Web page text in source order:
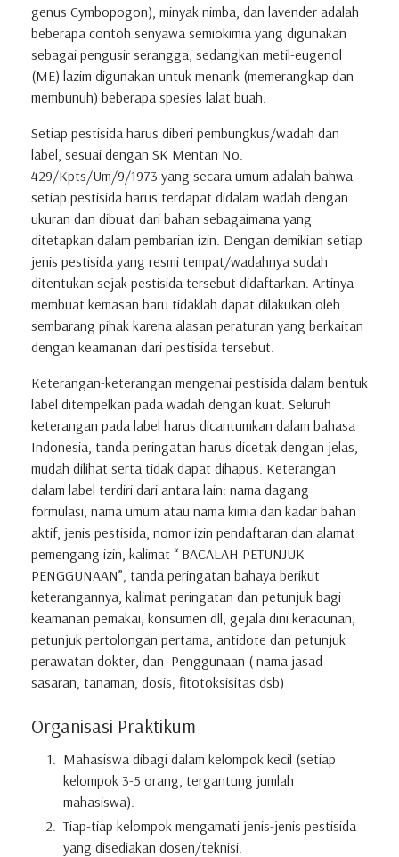
genus Cymbopogon), minyak nimba, dan lavender adalah
beberapa contoh senyawa semiokimia yang digunakan
sebagai pengusir serangga, sedangkan metil-eugenol
(ME) lazim digunakan untuk menarik (memerangkap dan
membunuh) beberapa spesies lalat buah.
Setiap pestisida harus diberi pembungkus/wadah dan
label, sesuai dengan SK Mentan No.
429/Kpts/Um/9/1973 yang secara umum adalah bahwa
setiap pestisida harus terdapat didalam wadah dengan
ukuran dan dibuat dari bahan sebagaimana yang
ditetapkan dalam pembarian izin. Dengan demikian setiap
jenis pestisida yang resmi tempat/wadahnya sudah
ditentukan sejak pestisida tersebut didaftarkan. Artinya
membuat kemasan baru tidaklah dapat dilakukan oleh
sembarang pihak karena alasan peraturan yang berkaitan
dengan keamanan dari pestisida tersebut.
Keterangan-keterangan mengenai pestisida dalam bentuk
label ditempelkan pada wadah dengan kuat. Seluruh
keterangan pada label harus dicantumkan dalam bahasa
Indonesia, tanda peringatan harus dicetak dengan jelas,
mudah dilihat serta tidak dapat dihapus. Keterangan
dalam label terdiri dari antara lain: nama dagang
formulasi, nama umum atau nama kimia dan kadar bahan
aktif, jenis pestisida, nomor izin pendaftaran dan alamat
pemengang izin, kalimat “ BACALAH PETUNJUK
PENGGUNAAN”, tanda peringatan bahaya berikut
keterangannya, kalimat peringatan dan petunjuk bagi
keamanan pemakai, konsumen dll, gejala dini keracunan,
petunjuk pertolongan pertama, antidote dan petunjuk
perawatan dokter, dan Penggunaan ( nama jasad
sasaran, tanaman, dosis, fitotoksisitas dsb)
Organisasi Praktikum
Mahasiswa dibagi dalam kelompok kecil (setiap
kelompok 3-5 orang, tergantung jumlah
mahasiswa).
Tiap-tiap kelompok mengamati jenis-jenis pestisida
yang disediakan dosen/teknisi.